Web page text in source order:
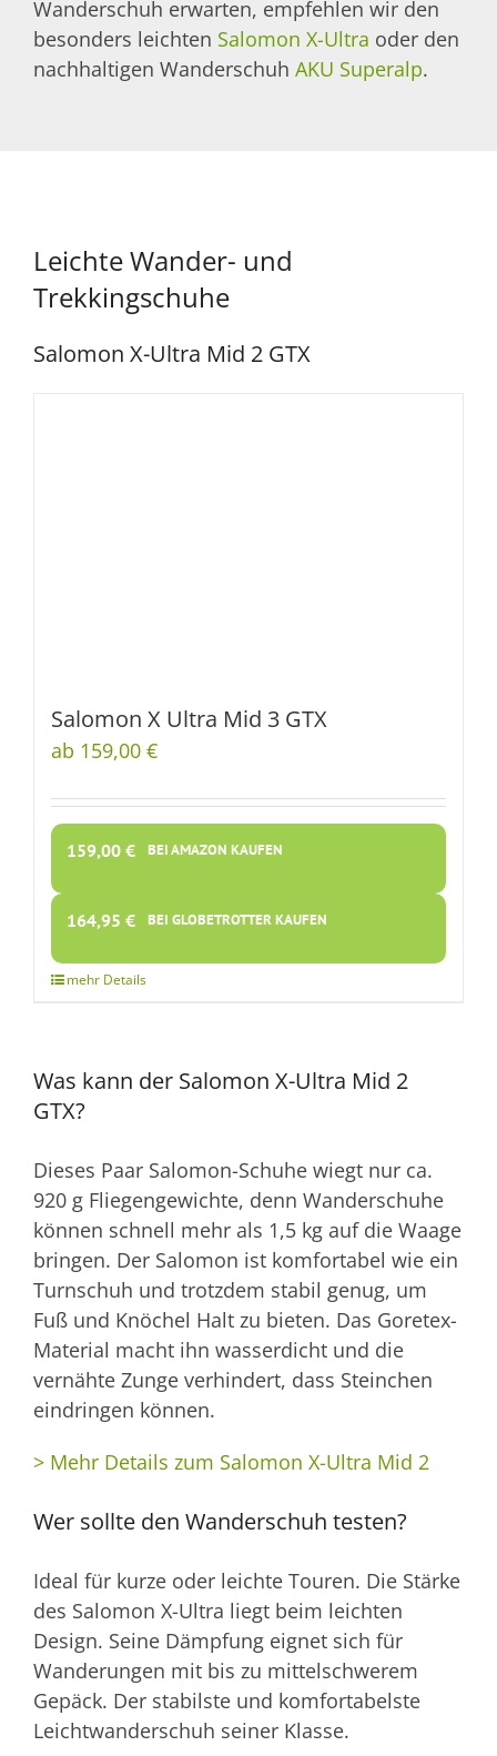
Wanderschuh erwarten, empfehlen wir den
besonders leichten Salomon X-Ultra oder den
nachhaltigen Wanderschuh AKU Superalp.
Leichte Wander- und
Trekkingschuhe
Salomon X-Ultra Mid 2 GTX
Salomon X Ultra Mid 3 GTX
ab 159,00 €
159,00 € BEI AMAZON KAUFEN
164,95 € BEI GLOBETROTTER KAUFEN
Was kann der Salomon X-Ultra Mid 2
GTX?
Dieses Paar Salomon-Schuhe wiegt nur ca.
920 g Fliegengewichte, denn Wanderschuhe
können schnell mehr als 1,5 kg auf die Waage
bringen. Der Salomon ist komfortabel wie ein
Turnschuh und trotzdem stabil genug, um
Fuß und Knöchel Halt zu bieten. Das Goretex-
Material macht ihn wasserdicht und die
vernähte Zunge verhindert, dass Steinchen
eindringen können.
> Mehr Details zum Salomon X-Ultra Mid 2
Wer sollte den Wanderschuh testen?
Ideal für kurze oder leichte Touren. Die Stärke
des Salomon X-Ultra liegt beim leichten
Design. Seine Dämpfung eignet sich für
Wanderungen mit bis zu mittelschwerem
Gepäck. Der stabilste und komfortabelste
Leichtwanderschuh seiner Klasse.